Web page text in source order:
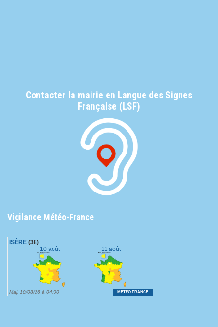
Contacter la mairie en Langue des Signes
Française (LSF)
Vigilance Météo-France